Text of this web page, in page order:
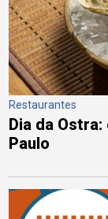
Restaurantes
Dia da
Paulo